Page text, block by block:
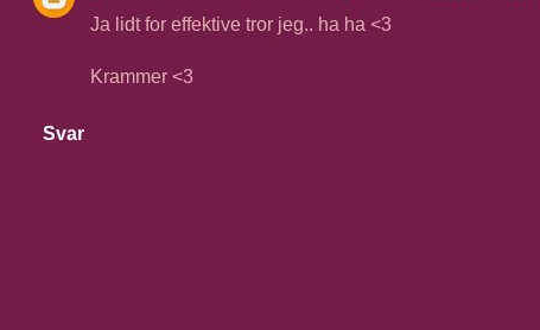
Ja lidt for effektive tror jeg.. ha ha <3
Krammer <3
Svar